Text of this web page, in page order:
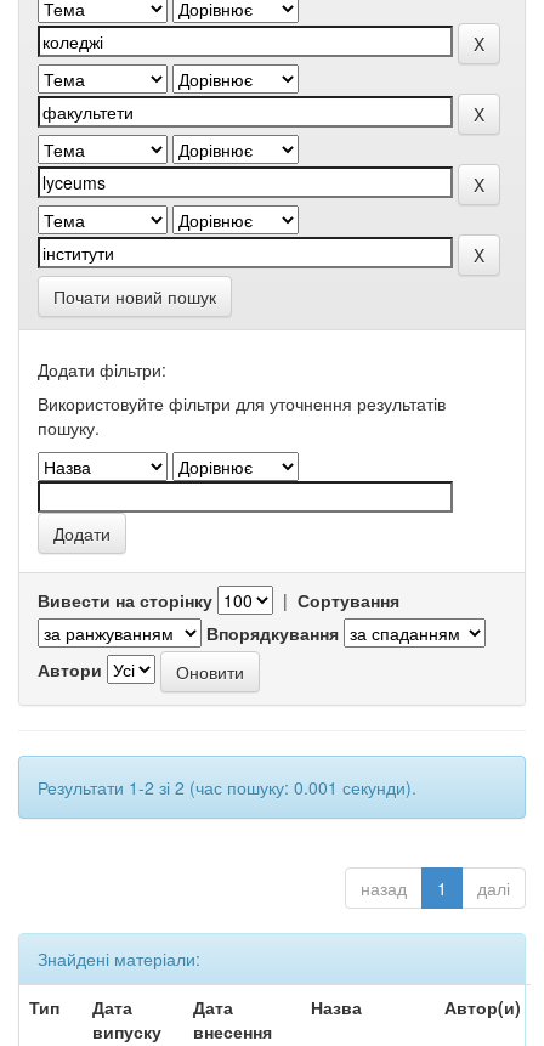
Почати новий пошук
Додати фільтри:
Використовуйте фільтри для уточнення результатів
пошуку.
Вивести на сторінку | Сортування
Впорядкування
Автори
Результати 1-2 зі 2 (час пошуку: 0.001 секунди).
назад 1 далі
Знайдені матеріали:
Тип
Дата
випуску
Дата
внесення
Назва Автор(и)